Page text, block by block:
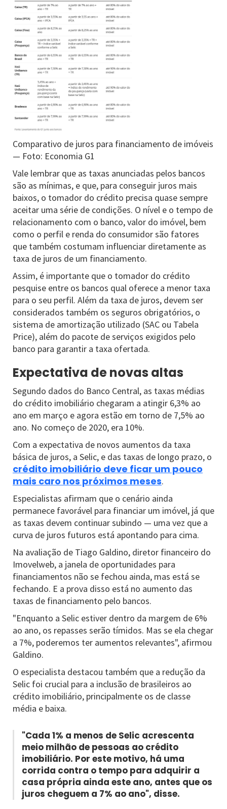
Comparativo de juros para financiamento de imóveis
— Foto: Economia G1
Vale lembrar que as taxas anunciadas pelos bancos
são as mínimas, e que, para conseguir juros mais
baixos, o tomador do crédito precisa quase sempre
aceitar uma série de condições. O nível e o tempo de
relacionamento com o banco, valor do imóvel, bem
como o perfil e renda do consumidor são fatores
que também costumam influenciar diretamente as
taxa de juros de um financiamento.
Assim, é importante que o tomador do crédito
pesquise entre os bancos qual oferece a menor taxa
para o seu perfil. Além da taxa de juros, devem ser
considerados também os seguros obrigatórios, o
sistema de amortização utilizado (SAC ou Tabela
Price), além do pacote de serviços exigidos pelo
banco para garantir a taxa ofertada.
Expectativa de novas altas
Segundo dados do Banco Central, as taxas médias
do crédito imobiliário chegaram a atingir 6,3% ao
ano em março e agora estão em torno de 7,5% ao
ano. No começo de 2020, era 10%.
Com a expectativa de novos aumentos da taxa
básica de juros, a Selic, e das taxas de longo prazo, o
crédito imobiliário deve ficar um pouco
mais caro nos próximos meses.
Especialistas afirmam que o cenário ainda
permanece favorável para financiar um imóvel, já que
as taxas devem continuar subindo — uma vez que a
curva de juros futuros está apontando para cima.
Na avaliação de Tiago Galdino, diretor financeiro do
Imovelweb, a janela de oportunidades para
financiamentos não se fechou ainda, mas está se
fechando. E a prova disso está no aumento das
taxas de financiamento pelo bancos.
"Enquanto a Selic estiver dentro da margem de 6%
ao ano, os repasses serão tímidos. Mas se ela chegar
a 7%, poderemos ter aumentos relevantes", afirmou
Galdino.
O especialista destacou também que a redução da
Selic foi crucial para a inclusão de brasileiros ao
crédito imobiliário, principalmente os de classe
média e baixa.
"Cada 1% a menos de Selic acrescenta
meio milhão de pessoas ao crédito
imobiliário. Por este motivo, há uma
corrida contra o tempo para adquirir a
casa própria ainda este ano, antes que os
juros cheguem a 7% ao ano", disse.